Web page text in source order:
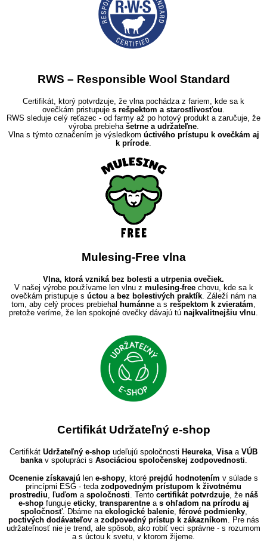
RWS – Responsible Wool Standard
Certifikát, ktorý potvrdzuje, že vlna pochádza z fariem, kde sa k
ovečkám pristupuje s rešpektom a starostlivosťou.
RWS sleduje celý reťazec - od farmy až po hotový produkt a zaručuje, že
výroba prebieha šetrne a udržateľne.
Vlna s týmto označením je výsledkom úctivého prístupu k ovečkám aj
k prírode.
Mulesing-Free vlna
Vlna, ktorá vzniká bez bolesti a utrpenia ovečiek.
V našej výrobe používame len vlnu z mulesing-freechovu, kde sa k
ovečkám pristupuje s úctou a bez bolestivých praktík. Záleží nám na
tom, aby celý proces prebiehal humánne a s rešpektom k zvieratám,
pretože veríme, že len spokojné ovečky dávajú tú najkvalitnejšiu vlnu.
Certifikát Udržateľný e-shop
Certifikát Udržateľný e-shop udeľujú spoločnosti Heureka, Visa a VÚB
bankav spolupráci s Asociáciou spoločenskej zodpovednosti.
Ocenenie získavajú len e-shopy, ktoré prejdú hodnotením v súlade s
princípmi ESG - teda zodpovedným prístupom k životnému
prostrediu, ľuďom a spoločnosti. Tento certifikát potvrdzuje, že náš
e-shopfunguje eticky, transparentne a s ohľadom na prírodu aj
spoločnosť. Dbáme na ekologické balenie, férové podmienky,
poctivých dodávateľova zodpovedný prístup k zákazníkom. Pre nás
udržateľnosť nie je trend, ale spôsob, ako robiť veci správne - s rozumom
a s úctou k svetu, v ktorom žijeme.